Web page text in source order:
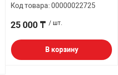
Код товара: 00000022725
25 000 ₸ / шт.
В корзину